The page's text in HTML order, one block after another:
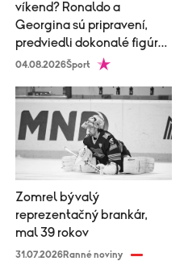
víkend? Ronaldo a
Georgina sú pripravení,
predviedli dokonalé figúry
v plavkách!
04.08.2026Šport
Zomrel bývalý
reprezentačný brankár,
mal 39 rokov
31.07.2026Ranné noviny